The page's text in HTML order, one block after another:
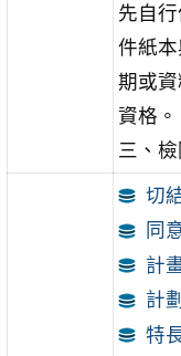
先自
件紙
期或
資格。
三、
切
同
計
計
特